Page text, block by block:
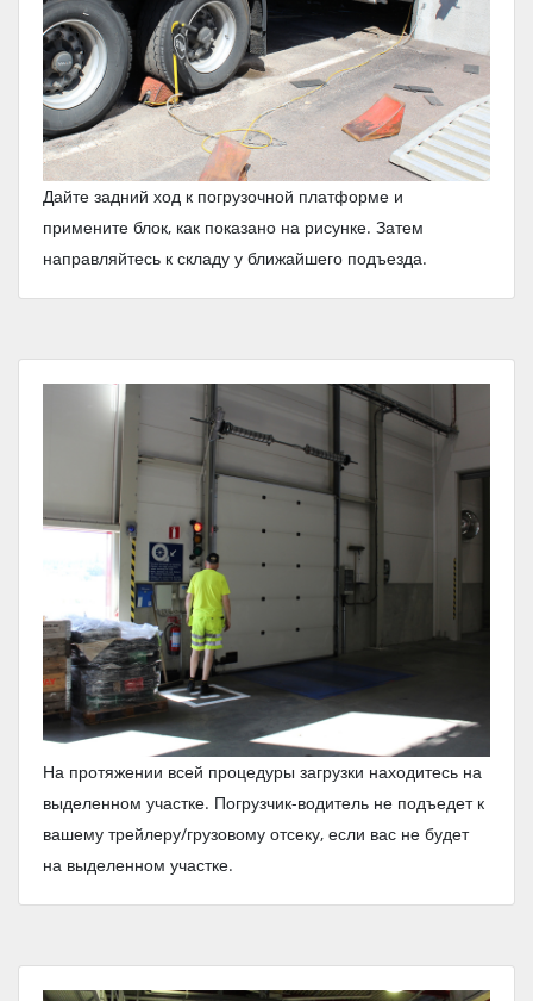
Дайте задний ход к погрузочной платформе и
примените блок, как показано на рисунке. Затем
направляйтесь к складу у ближайшего подъезда.
На протяжении всей процедуры загрузки находитесь на
выделенном участке. Погрузчик-водитель не подъедет к
вашему трейлеру/грузовому отсеку, если вас не будет
на выделенном участке.